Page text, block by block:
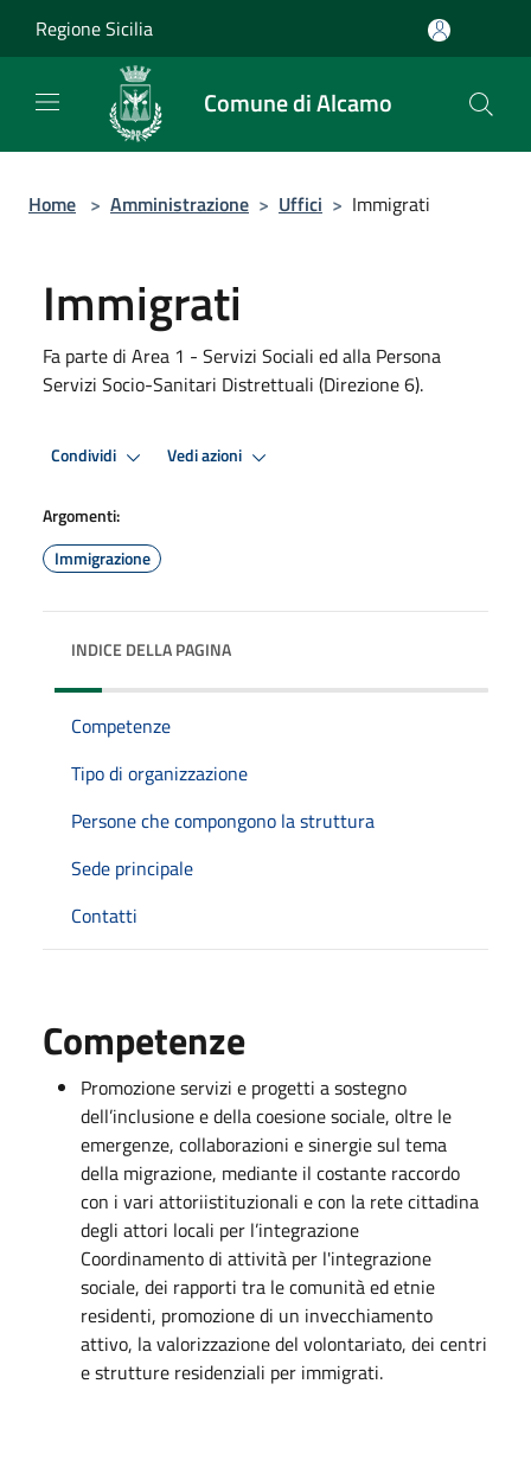
Regione Sicilia
Comune di Alcamo
Home > Amministrazione > Uffici > Immigrati
Immigrati
Fa parte di Area 1 - Servizi Sociali ed alla Persona
Servizi Socio-Sanitari Distrettuali (Direzione 6).
Condividi Vedi azioni
Argomenti:
Immigrazione
INDICE DELLA PAGINA
Competenze
Tipo di organizzazione
Persone che compongono la struttura
Sede principale
Contatti
Competenze
Promozione servizi e progetti a sostegno
dell’inclusione e della coesione sociale, oltre le
emergenze, collaborazioni e sinergie sul tema
della migrazione, mediante il costante raccordo
con i vari attoriistituzionali e con la rete cittadina
degli attori locali per l’integrazione
Coordinamento di attività per l'integrazione
sociale, dei rapporti tra le comunità ed etnie
residenti, promozione di un invecchiamento
attivo, la valorizzazione del volontariato, dei centri
e strutture residenziali per immigrati.